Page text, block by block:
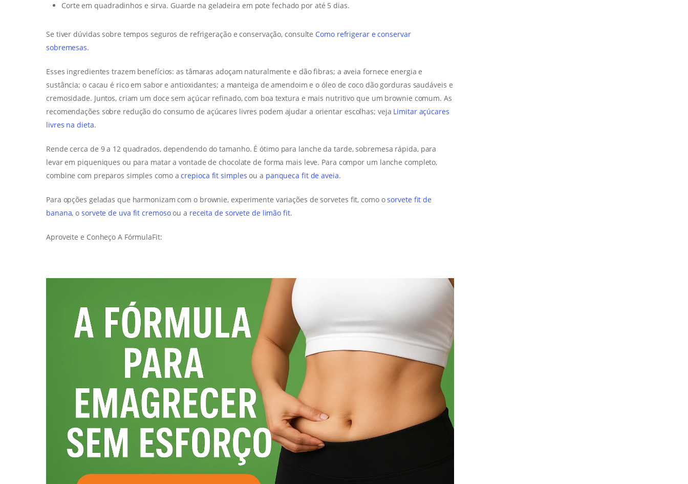
Corte em quadradinhos e sirva. Guarde na geladeira em pote fechado por até 5 dias.
Se tiver dúvidas sobre tempos seguros de refrigeração e conservação, consulte Como refrigerar e conservar
sobremesas.
Esses ingredientes trazem benefícios: as tâmaras adoçam naturalmente e dão fibras; a aveia fornece energia e
sustância; o cacau é rico em sabor e antioxidantes; a manteiga de amendoim e o óleo de coco dão gorduras saudáveis e
cremosidade. Juntos, criam um doce sem açúcar refinado, com boa textura e mais nutritivo que um brownie comum. As
recomendações sobre redução do consumo de açúcares livres podem ajudar a orientar escolhas; veja Limitar açúcares
livres na dieta.
Rende cerca de 9 a 12 quadrados, dependendo do tamanho. É ótimo para lanche da tarde, sobremesa rápida, para
levar em piqueniques ou para matar a vontade de chocolate de forma mais leve. Para compor um lanche completo,
combine com preparos simples como acrepioca fit simples ou a panqueca fit de aveia.
Para opções geladas que harmonizam com o brownie, experimente variações de sorvetes fit, como osorvete fit de
banana, osorvete de uva fit cremosoou a receita de sorvete de limão fit.
Aproveite e Conheço A FórmulaFit: